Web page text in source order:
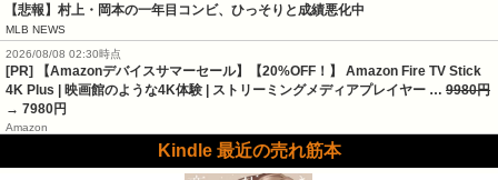
【悲報】村上・岡本の一年目コンビ、ひっそりと成績悪化中
MLB NEWS
2026/08/08 02:30時点
[PR] 【Amazonデバイスサマーセール】【20%OFF！】 Amazon Fire TV Stick
4K Plus | 映画館のような4K体験 | ストリーミングメディアプレイヤー … 9980円
→ 7980円
Amazon
Kindle 最近の売れ筋本